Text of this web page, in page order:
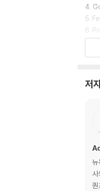
4.
5.
6.
7.
10.
저
뉴
사
퀀